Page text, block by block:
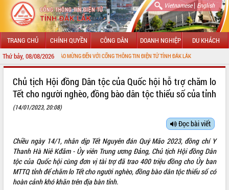
Vietnamese| English
TRANG CHỦ CHÍNH QUYỀN CÔNG DÂN DOANH NGHIỆP DU KHÁCH
Thứ bảy, 08/08/2026
CHÀO MỪNG ĐẾN VỚI CỔNG THÔNG TIN ĐIỆN TỬ TỈNH ĐẮK LẮK
LÃNH ĐẠO UBND TỈNH
SỞ, BAN, NGÀNH
UBND CÁC XÃ, PHƯỜNG
THÔNG TIN CHỈ ĐẠO ĐIỀU HÀNH
Chủ tịch Hội đồng Dân tộc của Quốc hội hỗ trợ chăm lo
Tết cho người nghèo, đồng bào dân tộc thiểu số của tỉnh
(14/01/2023, 20:08)
Đọc bài viết
Chiều ngày 14/1, nhân dịp Tết Nguyên đán Quý Mão 2023, đồng chí Y
Thanh Hà Niê Kđăm - Ủy viên Trung ương Đảng, Chủ tịch Hội đồng Dân
tộc của Quốc hội cùng đơn vị tài trợ đã trao 400 triệu đồng cho Ủy ban
MTTQ tỉnh để chăm lo Tết cho người nghèo, đồng bào dân tộc thiểu số có
hoàn cảnh khó khăn trên địa bàn tỉnh.